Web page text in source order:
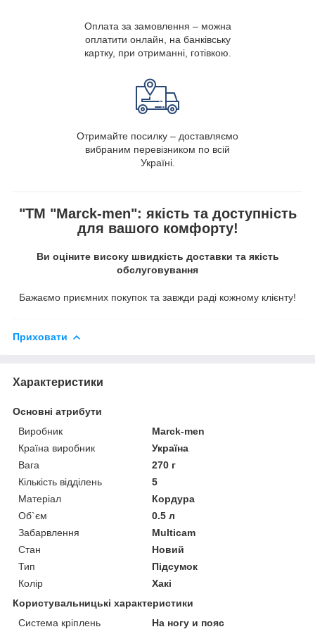
Оплата за замовлення – можна
оплатити онлайн, на банківську
картку, при отриманні, готівкою.
Отримайте посилку – доставляємо
вибраним перевізником по всій
Україні.
"ТМ "Marck-men": якість та доступність
для вашого комфорту!
Ви оціните високу швидкість доставки та якість
обслуговування
Бажаємо приємних покупок та завжди раді кожному клієнту!
Приховати
Характеристики
Основні атрибути
Виробник
Marck-men
Країна виробник
Україна
Вага
270 г
Кількість відділень
5
Матеріал
Кордура
Об`єм
0.5 л
Забарвлення
Multicam
Стан
Новий
Тип
Підсумок
Колір
Хакі
Користувальницькі характеристики
Система кріплень
На ногу и пояс